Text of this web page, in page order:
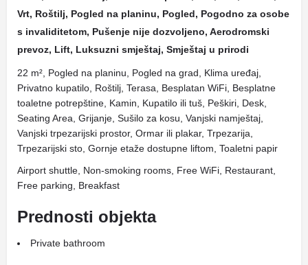
Vrt, Roštilj, Pogled na planinu, Pogled, Pogodno za osobe
s invaliditetom, Pušenje nije dozvoljeno, Aerodromski
prevoz, Lift, Luksuzni smještaj, Smještaj u prirodi
22 m², Pogled na planinu, Pogled na grad, Klima uređaj,
Privatno kupatilo, Roštilj, Terasa, Besplatan WiFi, Besplatne
toaletne potrepštine, Kamin, Kupatilo ili tuš, Peškiri, Desk,
Seating Area, Grijanje, Sušilo za kosu, Vanjski namještaj,
Vanjski trpezarijski prostor, Ormar ili plakar, Trpezarija,
Trpezarijski sto, Gornje etaže dostupne liftom, Toaletni papir
Airport shuttle, Non-smoking rooms, Free WiFi, Restaurant,
Free parking, Breakfast
Prednosti objekta
Private bathroom